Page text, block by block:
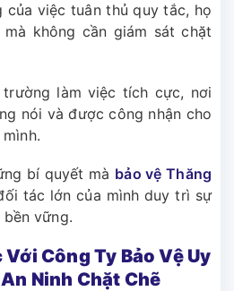
việc tuân thủ quy tắc, họ
không cần giám sát chặt
làm việc tích cực, nơi
nói và được công nhận cho
bí quyết mà bảo vệ Thăng
tác lớn của mình duy trì sự
vững.
Công Ty Bảo Vệ Uy
Ninh Chặt Chẽ